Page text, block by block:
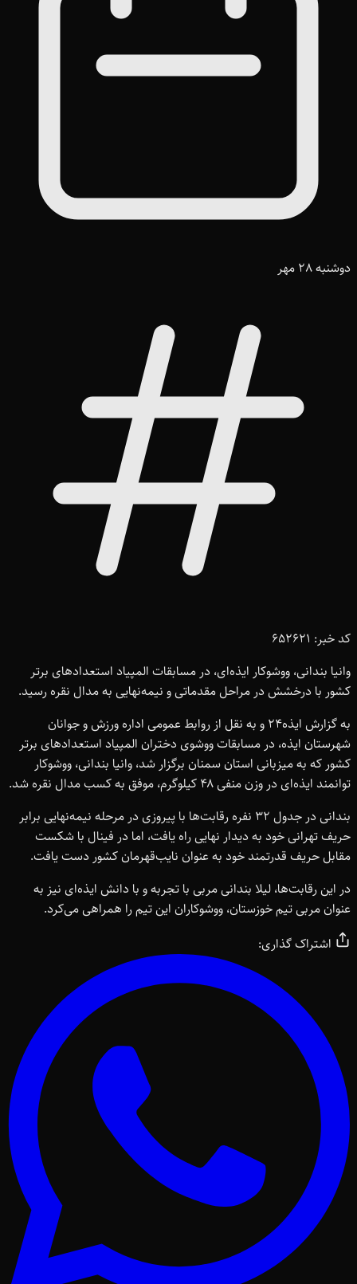
دوشنبه 28 مهر
کد خبر: 652621
وانیا بندانی، ووشوکار ایذه‌ای، در مسابقات المپیاد استعدادهای برتر
کشور با درخشش در مراحل مقدماتی و نیمه‌نهایی به مدال نقره رسید.
به گزارش ایذه۲۴ و به نقل از روابط عمومی اداره ورزش و جوانان
شهرستان ایذه، در مسابقات ووشوی دختران المپیاد استعدادهای برتر
کشور که به میزبانی استان سمنان برگزار شد، وانیا بندانی، ووشوکار
توانمند ایذه‌ای در وزن منفی ۴۸ کیلوگرم، موفق به کسب مدال نقره شد.
بندانی در جدول ۳۲ نفره رقابت‌ها با پیروزی در مرحله نیمه‌نهایی برابر
حریف تهرانی خود به دیدار نهایی راه یافت، اما در فینال با شکست
مقابل حریف قدرتمند خود به عنوان نایب‌قهرمان کشور دست یافت.
در این رقابت‌ها، لیلا بندانی مربی با تجربه و با دانش ایذه‌ای نیز به
عنوان مربی تیم خوزستان، ووشوکاران این تیم را همراهی می‌کرد.
اشتراک گذاری: